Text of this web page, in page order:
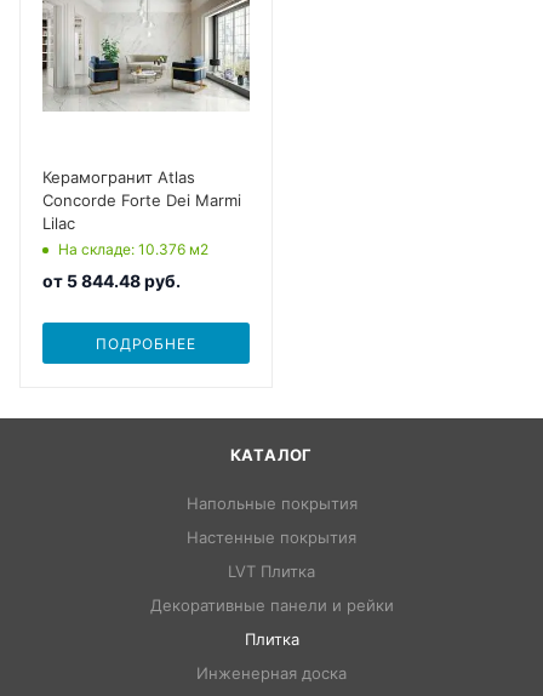
Керамогранит Atlas
Concorde Forte Dei Marmi
Lilac
На складе: 10.376 м2
от 5 844.48 руб.
ПОДРОБНЕЕ
КАТАЛОГ
Напольные покрытия
Настенные покрытия
LVT Плитка
Декоративные панели и рейки
Плитка
Инженерная доска